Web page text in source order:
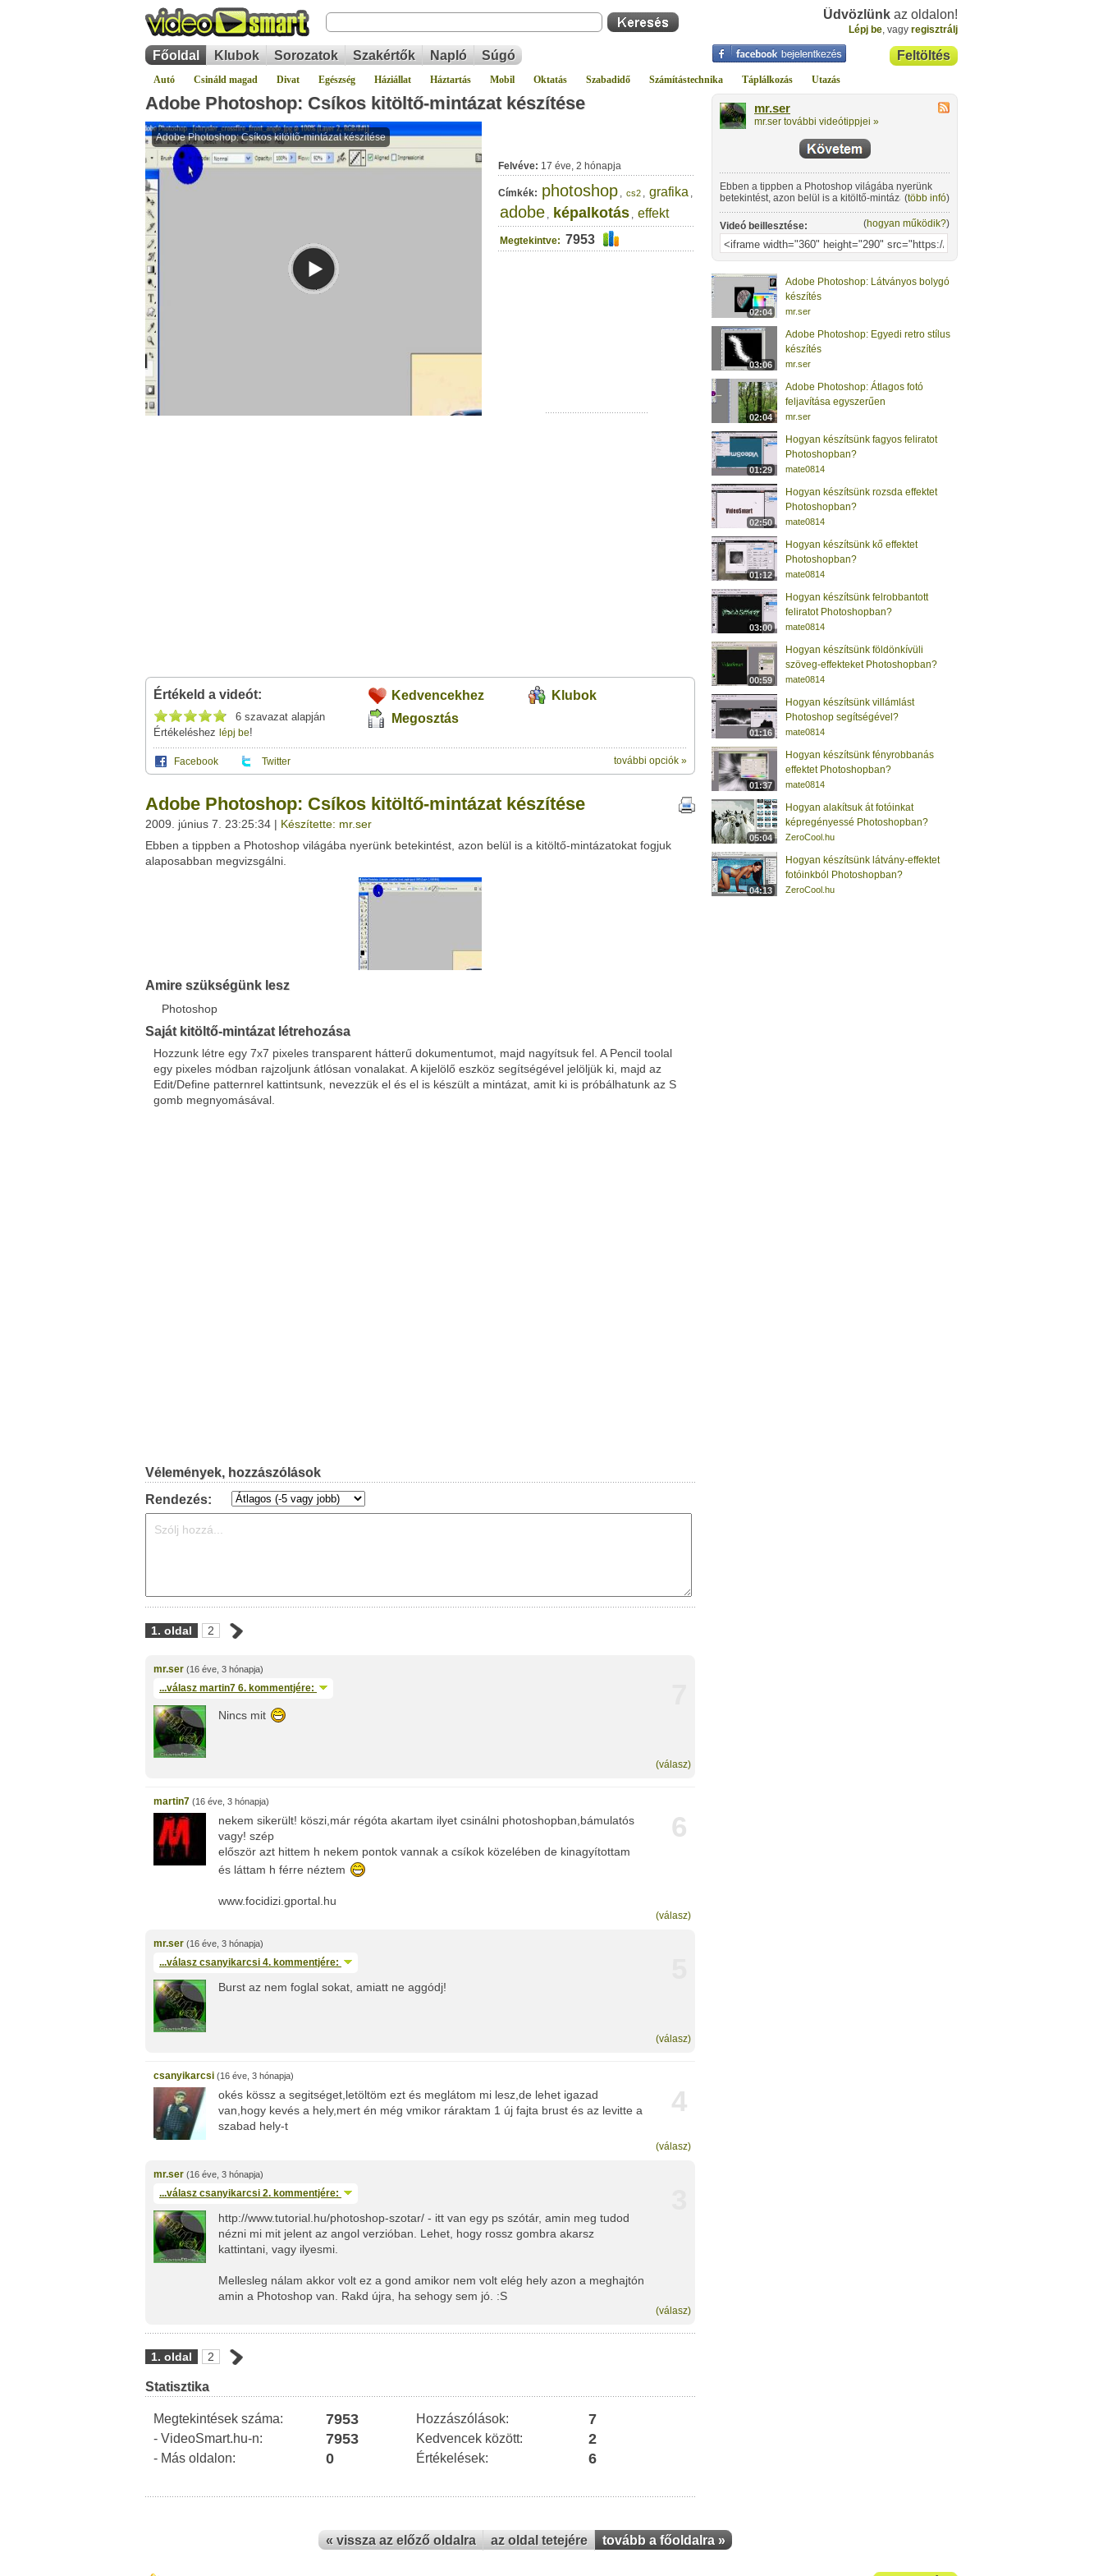
Üdvözlünk az oldalon!
Lépj be, vagy regisztrálj
Feltöltés
Főoldal Klubok Sorozatok Szakértők Napló Súgó
Autó Csináld magad Divat Egészség Háziállat Háztartás Mobil Oktatás Szabadidő Számítástechnika Táplálkozás Utazás
Adobe Photoshop: Csíkos kitöltő-mintázat készítése
Felvéve: 17 éve, 2 hónapja
Címkék: photoshop , cs2 , grafika ,
adobe , képalkotás , effekt
Megtekintve: 7953
Értékeld a videót:
6 szavazat alapján
Értékeléshez lépj be!
Kedvencekhez
Klubok
Megosztás
Facebook Twitter további opciók »
saját leveleződet,vagyezt a felületet:
Neved:
E-mail címed:
Google
Del.icio.us
Ez a videó nem még nem tartozik egy klubhoz sem.
Ha van egy kis időd,nézz szét meglévő klubjaink között!
Adobe Photoshop: Csíkos kitöltő-mintázat készítése
2009. június 7. 23:25:34 | Készítette: mr.ser
Ebben a tippben a Photoshop világába nyerünk betekintést, azon belül is a kitöltő-mintázatokat fogjuk
alaposabban megvizsgálni.
Amire szükségünk lesz
Photoshop
Saját kitöltő-mintázat létrehozása
Hozzunk létre egy 7x7 pixeles transparent hátterű dokumentumot, majd nagyítsuk fel. A Pencil toolal
egy pixeles módban rajzoljunk átlósan vonalakat. A kijelölő eszköz segítségével jelöljük ki, majd az
Edit/Define patternrel kattintsunk, nevezzük el és el is készült a mintázat, amit ki is próbálhatunk az S
gomb megnyomásával.
Vélemények, hozzászólások
Rendezés:
1. oldal 2
mr.ser (16 éve, 3 hónapja)
...válasz martin7 6. kommentjére:
Nincs mit
(válasz)
martin7 (16 éve, 3 hónapja)
6
nekem sikerült! köszi,már régóta akartam ilyet csinálni photoshopban,bámulatós
vagy! szép
először azt hittem h nekem pontok vannak a csíkok közelében de kinagyítottam
és láttam h férre néztem
www.focidizi.gportal.hu
(válasz)
mr.ser (16 éve, 3 hónapja)
...válasz csanyikarcsi 4. kommentjére:
Burst az nem foglal sokat, amiatt ne aggódj!
(válasz)
csanyikarcsi (16 éve, 3 hónapja)
4
okés kössz a segitséget,letöltöm ezt és meglátom mi lesz,de lehet igazad
van,hogy kevés a hely,mert én még vmikor ráraktam 1 új fajta brust és az levitte a
szabad hely-t
(válasz)
mr.ser (16 éve, 3 hónapja)
...válasz csanyikarcsi 2. kommentjére:
http://www.tutorial.hu/photoshop-szotar/ - itt van egy ps szótár, amin meg tudod
nézni mi mit jelent az angol verzióban. Lehet, hogy rossz gombra akarsz
kattintani, vagy ilyesmi.
Mellesleg nálam akkor volt ez a gond amikor nem volt elég hely azon a meghajtón
amin a Photoshop van. Rakd újra, ha sehogy sem jó. :S
(válasz)
1. oldal 2
Statisztika
Megtekintések száma: 7953 Hozzászólások: 7
- VideoSmart.hu-n: 7953 Kedvencek között: 2
- Más oldalon: 0 Értékelések: 6
mr.ser
mr.ser további videótippjei »
Ebben a tippben a Photoshop világába nyerünk
betekintést, azon belül is a kitöltő-mintázatokat
fogjuk alaposabban megvizsgálni.
(több infó)
Videó beillesztése: (hogyan működik?)
02:04
Adobe Photoshop: Látványos bolygó
készítés
mr.ser
03:06
Adobe Photoshop: Egyedi retro stílus
készítés
mr.ser
02:04
Adobe Photoshop: Átlagos fotó
feljavítása egyszerűen
mr.ser
01:29
Hogyan készítsünk fagyos feliratot
Photoshopban?
mate0814
02:50
Hogyan készítsünk rozsda effektet
Photoshopban?
mate0814
01:12
Hogyan készítsünk kő effektet
Photoshopban?
mate0814
03:00
Hogyan készítsünk felrobbantott
feliratot Photoshopban?
mate0814
00:59
Hogyan készítsünk földönkívüli
szöveg-effekteket Photoshopban?
mate0814
01:16
Hogyan készítsünk villámlást
Photoshop segítségével?
mate0814
01:37
Hogyan készítsünk fényrobbanás
effektet Photoshopban?
mate0814
05:04
Hogyan alakítsuk át fotóinkat
képregényessé Photoshopban?
ZeroCool.hu
04:13
Hogyan készítsünk látvány-effektet
fotóinkból Photoshopban?
ZeroCool.hu
« vissza az előző oldalra az oldal tetejére tovább a főoldalra »